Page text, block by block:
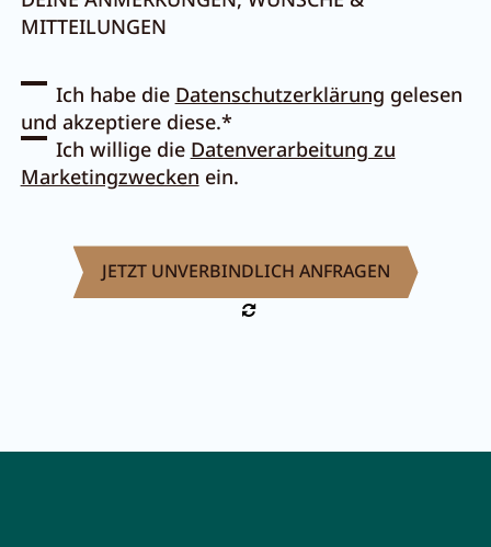
Pachmair 1453
Gastgeber
Urlaub mit Hund
MITTEILUNGEN
Ich habe die Datenschutzerklärung gelesen
und akzeptiere diese.*
Ich willige die Datenverarbeitung zu
Marketingzwecken ein.